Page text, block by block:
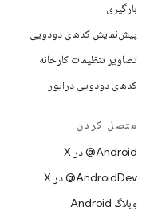
بارگیری
پیش‌نمایش کدهای دودویی
تصاویر تنظیمات کارخانه
کدهای دودویی درایور
متصل کردن
‫‎@Android در X
‫‎@AndroidDev در X
وبلاگ Android